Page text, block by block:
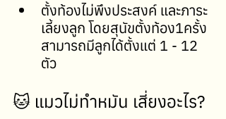
ตั้งท้องไม่พึงประสงค์ และภาระ
เลี้ยงลูก โดยสุนัขตั้งท้อง1ครั้ง
สามารถมีลูกได้ตั้งแต่ 1 - 12
ตัว
🐱 แมวไม่ทำหมัน เสี่ยงอะไร?